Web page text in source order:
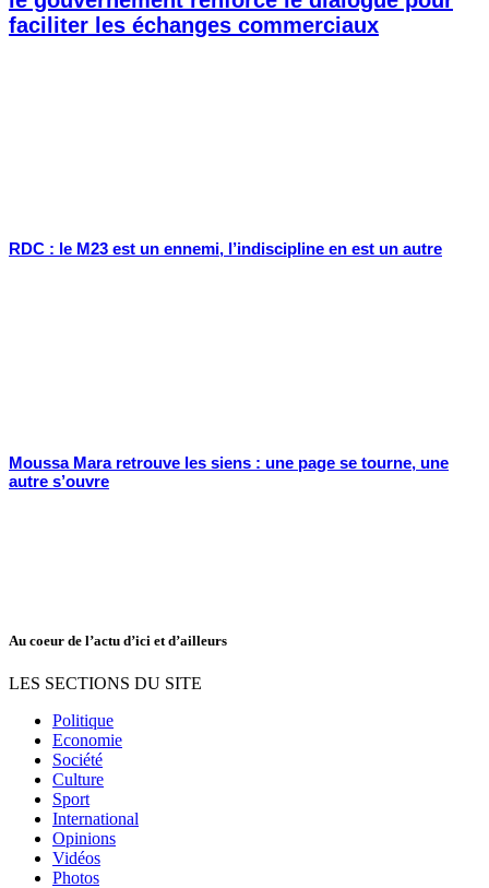
faciliter les échanges commerciaux
RDC : le M23 est un ennemi, l’indiscipline en est un autre
Moussa Mara retrouve les siens : une page se tourne, une
autre s’ouvre
Au coeur de l’actu d’ici et d’ailleurs
LES SECTIONS DU SITE
Politique
Economie
Société
Culture
Sport
International
Opinions
Vidéos
Photos